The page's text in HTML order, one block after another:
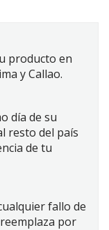
producto en
y Callao.
día de su
resto del país
de tu
fallo de
por